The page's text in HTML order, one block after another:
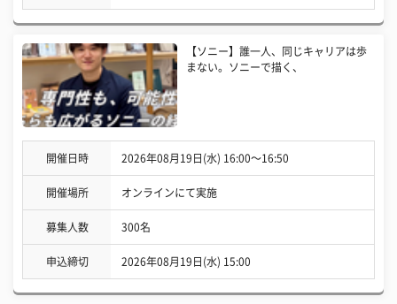
【ソニー】誰一人、同じキャリアは歩
まない。ソニーで描く、
開催日時 2026年08月19日(水) 16:00〜16:50
開催場所 オンラインにて実施
募集人数 300名
申込締切 2026年08月19日(水) 15:00